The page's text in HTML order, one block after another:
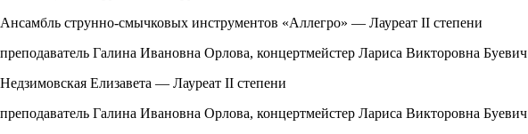
Ансамбль струнно-смычковых инструментов «Аллегро» — Лауреат II степени
преподаватель Галина Ивановна Орлова, концертмейстер Лариса Викторовна Буевич
Недзимовская Елизавета — Лауреат II степени
преподаватель Галина Ивановна Орлова, концертмейстер Лариса Викторовна Буевич